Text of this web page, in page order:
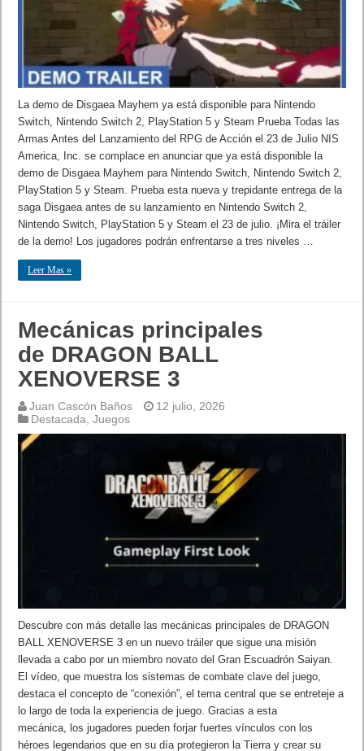
La demo de Disgaea Mayhem ya está disponible para Nintendo
Switch, Nintendo Switch 2, PlayStation 5 y Steam Prueba Todas las
Armas Antes del Lanzamiento del RPG de Acción el 23 de Julio NIS
America, Inc. se complace en anunciar que ya está disponible la
demo de Disgaea Mayhem para Nintendo Switch, Nintendo Switch 2,
PlayStation 5 y Steam. Prueba esta nueva y trepidante entrega de la
saga Disgaea antes de su lanzamiento en Nintendo Switch 2,
Nintendo Switch, PlayStation 5 y Steam el 23 de julio. ¡Mira el tráiler
de la demo! Los jugadores podrán enfrentarse a tres niveles …
Leer Mas »
Mecánicas principales
de DRAGON BALL
XENOVERSE 3
Juan Cascón Baños
12 julio, 2026
Destacada ,Juegos
Descubre con más detalle las mecánicas principales de DRAGON
BALL XENOVERSE 3 en un nuevo tráiler que sigue una misión
llevada a cabo por un miembro novato del Gran Escuadrón Saiyan.
El vídeo, que muestra los sistemas de combate clave del juego,
destaca el concepto de “conexión”, el tema central que se entreteje a
lo largo de toda la experiencia de juego. Gracias a esta
mecánica, los jugadores pueden forjar fuertes vínculos con los
héroes legendarios que en su día protegieron la Tierra y crear su